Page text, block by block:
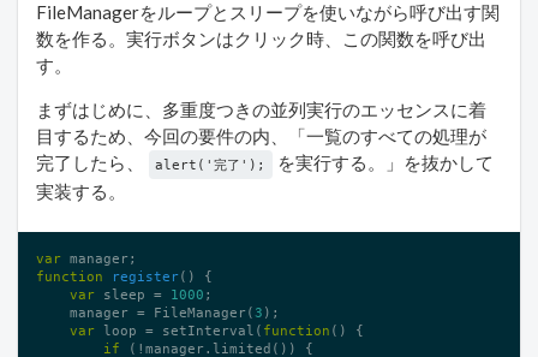
FileManagerをループとスリープを使いながら呼び出す関
数を作る。実行ボタンはクリック時、この関数を呼び出
す。
まずはじめに、多重度つきの並列実行のエッセンスに着
目するため、今回の要件の内、「一覧のすべての処理が
完了したら、
alert('完了');
を実行する。」を抜かして
実装する。
var
function
register()
{
var sleep = 1000 ;
    manager = FileManager(
3 );
var loop = setInterval( function ()
{
if (!manager.limited()) {